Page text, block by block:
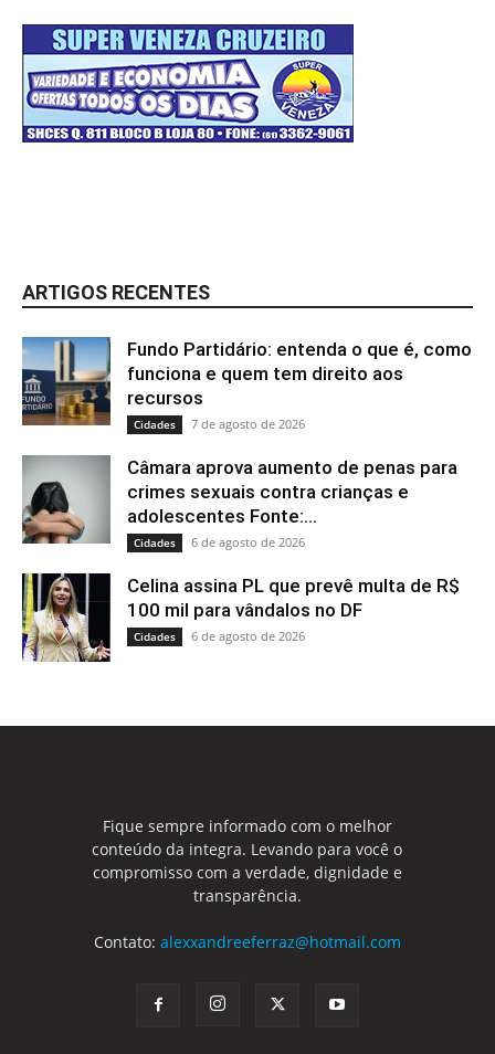
ARTIGOS RECENTES
Fundo Partidário: entenda o que é, como
funciona e quem tem direito aos
recursos
Cidades 7 de agosto de 2026
Câmara aprova aumento de penas para
crimes sexuais contra crianças e
adolescentes Fonte:...
Cidades 6 de agosto de 2026
Celina assina PL que prevê multa de R$
100 mil para vândalos no DF
Cidades 6 de agosto de 2026
Fique sempre informado com o melhor
conteúdo da integra. Levando para você o
compromisso com a verdade, dignidade e
transparência.
Contato: alexxandreeferraz@hotmail.com